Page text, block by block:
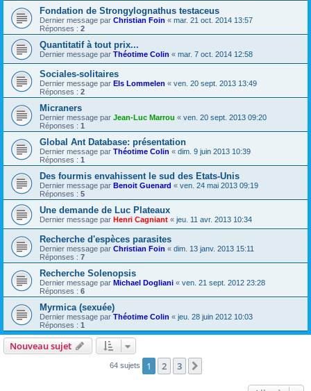
Fondation de Strongylognathus testaceus
Dernier message par Christian Foin « mar. 21 oct. 2014 13:57
Réponses : 2
Quantitatif à tout prix...
Dernier message par Théotime Colin « mar. 7 oct. 2014 12:58
Sociales-solitaires
Dernier message par Els Lommelen « ven. 20 sept. 2013 13:49
Réponses : 2
Micraners
Dernier message par Jean-Luc Marrou « ven. 20 sept. 2013 09:20
Réponses : 1
Global Ant Database: présentation
Dernier message par Théotime Colin « dim. 9 juin 2013 10:39
Réponses : 1
Des fourmis envahissent le sud des Etats-Unis
Dernier message par Benoit Guenard « ven. 24 mai 2013 09:19
Réponses : 5
Une demande de Luc Plateaux
Dernier message par Henri Cagniant « jeu. 11 avr. 2013 10:34
Recherche d'espèces parasites
Dernier message par Christian Foin « dim. 13 janv. 2013 15:11
Réponses : 7
Recherche Solenopsis
Dernier message par Michael Dogliani « ven. 21 sept. 2012 23:28
Réponses : 6
Myrmica (sexuée)
Dernier message par Théotime Colin « jeu. 28 juin 2012 10:03
Réponses : 1
Nouveau sujet
64 sujets 1 2 3